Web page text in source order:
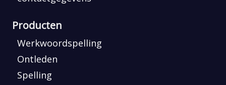
Producten
Werkwoordspelling
Ontleden
Spelling